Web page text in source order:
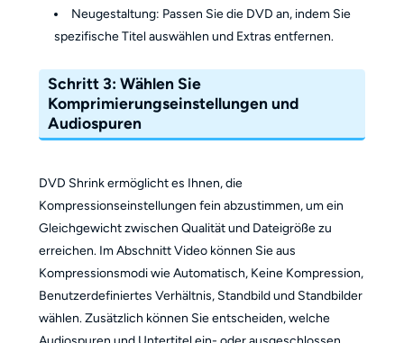
Neugestaltung: Passen Sie die DVD an, indem Sie
spezifische Titel auswählen und Extras entfernen.
Schritt 3: Wählen Sie
Komprimierungseinstellungen und
Audiospuren
DVD Shrink ermöglicht es Ihnen, die
Kompressionseinstellungen fein abzustimmen, um ein
Gleichgewicht zwischen Qualität und Dateigröße zu
erreichen. Im Abschnitt Video können Sie aus
Kompressionsmodi wie Automatisch, Keine Kompression,
Benutzerdefiniertes Verhältnis, Standbild und Standbilder
wählen. Zusätzlich können Sie entscheiden, welche